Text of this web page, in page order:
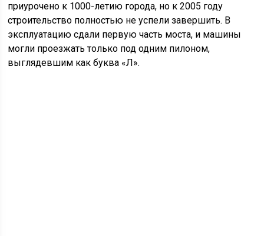
приурочено к 1000-летию города, но к 2005 году
строительство полностью не успели завершить. В
эксплуатацию сдали первую часть моста, и машины
могли проезжать только под одним пилоном,
выглядевшим как буква «Л».